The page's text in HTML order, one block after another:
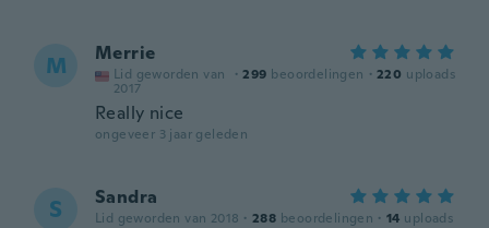
M Merrie
Lid geworden van
2017
· 299 beoordelingen · 220 uploads
Really nice
ongeveer 3 jaar geleden
S Sandra
Lid geworden van 2018 · 288 beoordelingen · 14 uploads